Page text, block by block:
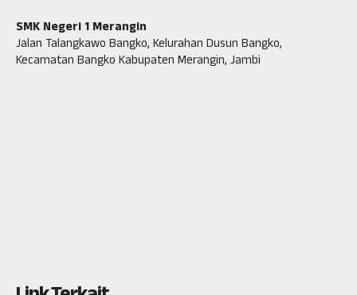
SMK Negeri 1 Merangin
Jalan Talangkawo Bangko, Kelurahan Dusun Bangko,
Kecamatan Bangko Kabupaten Merangin, Jambi